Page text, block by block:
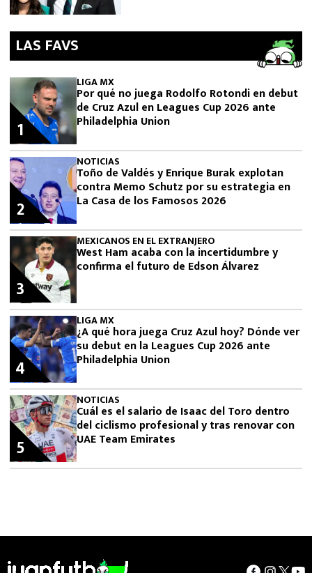
LAS FAVS
LIGA MX
Por qué no juega Rodolfo Rotondi en debut
de Cruz Azul en Leagues Cup 2026 ante
Philadelphia Union
1
NOTICIAS
Toño de Valdés y Enrique Burak explotan
contra Memo Schutz por su estrategia en
La Casa de los Famosos 2026
2
MEXICANOS EN EL EXTRANJERO
West Ham acaba con la incertidumbre y
confirma el futuro de Edson Álvarez
3
LIGA MX
¿A qué hora juega Cruz Azul hoy? Dónde ver
su debut en la Leagues Cup 2026 ante
Philadelphia Union
4
NOTICIAS
Cuál es el salario de Isaac del Toro dentro
del ciclismo profesional y tras renovar con
UAE Team Emirates
5